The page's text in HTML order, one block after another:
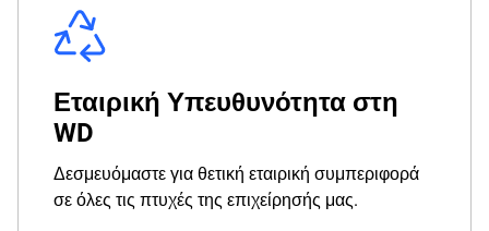
Εταιρική Υπευθυνότητα στη
WD
Δεσμευόμαστε για θετική εταιρική συμπεριφορά
σε όλες τις πτυχές της επιχείρησής μας.